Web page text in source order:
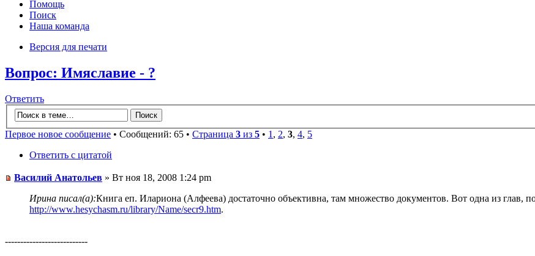
Помощь
Поиск
Наша команда
Версия для печати
Вопрос: Имяславие - ?
Ответить
Первое новое сообщение • Сообщений: 65 • Страница 3 из 5 • 1 , 2, 3, 4, 5
Ответить с цитатой
Василий Анатольев » Вт ноя 18, 2008 1:24 pm
Ирина писал(а):Книга еп. Илариона (Алфеева) достаточно объективна, там множество документов. Вот одна из глав,
http://www.hesychasm.ru/library/Name/secr9.htm.
---------------------------